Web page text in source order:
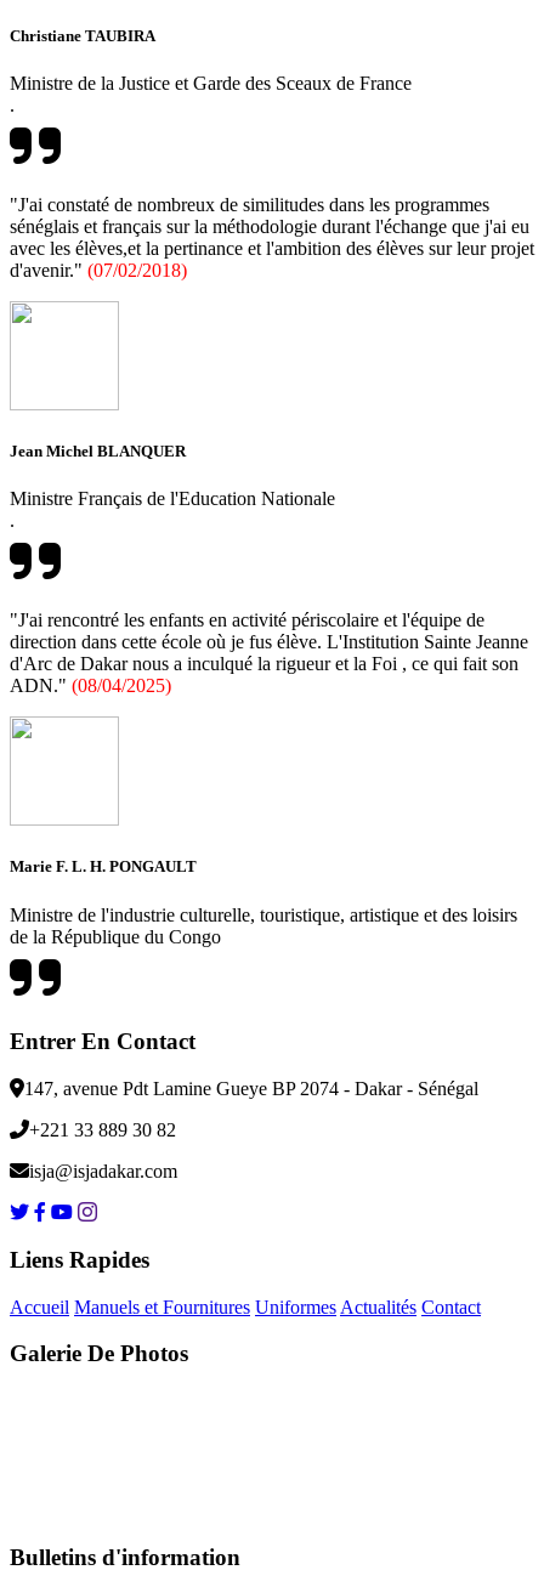
Christiane TAUBIRA
Ministre de la Justice et Garde des Sceaux de France
.
"J'ai constaté de nombreux de similitudes dans les programmes
sénéglais et français sur la méthodologie durant l'échange que j'ai eu
avec les élèves,et la pertinance et l'ambition des élèves sur leur projet
d'avenir." (07/02/2018)
Jean Michel BLANQUER
Ministre Français de l'Education Nationale
.
"J'ai rencontré les enfants en activité périscolaire et l'équipe de
direction dans cette école où je fus élève. L'Institution Sainte Jeanne
d'Arc de Dakar nous a inculqué la rigueur et la Foi , ce qui fait son
ADN." (08/04/2025)
Marie F. L. H. PONGAULT
Ministre de l'industrie culturelle, touristique, artistique et des loisirs
de la République du Congo
Entrer En Contact
147, avenue Pdt Lamine Gueye BP 2074 - Dakar - Sénégal
+221 33 889 30 82
isja@isjadakar.com
Liens Rapides
Accueil Manuels et Fournitures Uniformes Actualités Contact
Galerie De Photos
Bulletins d'information